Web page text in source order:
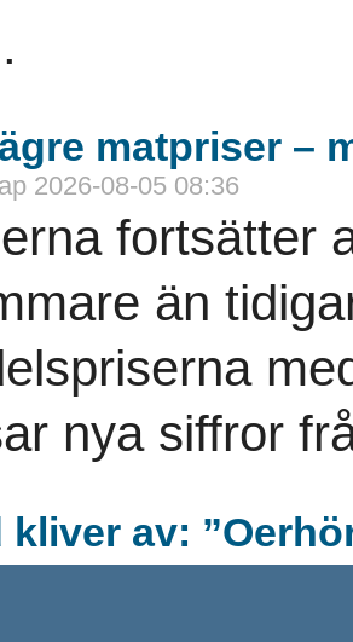
matpriser –
2026-08-05 08:36
fortsätter
än
nya siffror
kliver av: